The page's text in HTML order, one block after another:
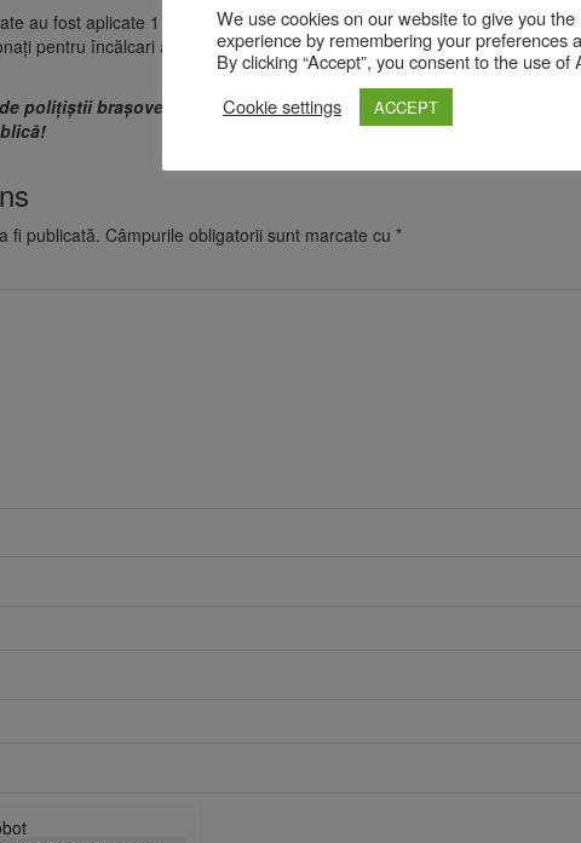
au fost aplicate 11 sancțiuni la regimul rutier, iar doi dintre operatorii
pentru încălcari ale legislației privind utilizarea aparatelor de marcat
polițiștii brașoveni vor continua în vederea asigurării unui climat
fi publicată. Câmpurile obligatorii sunt marcate cu *
We use cookies on our website to give you
experience by remembering your preferences
By clicking “Accept”, you consent to the use of
Cookie settings
ACCEPT